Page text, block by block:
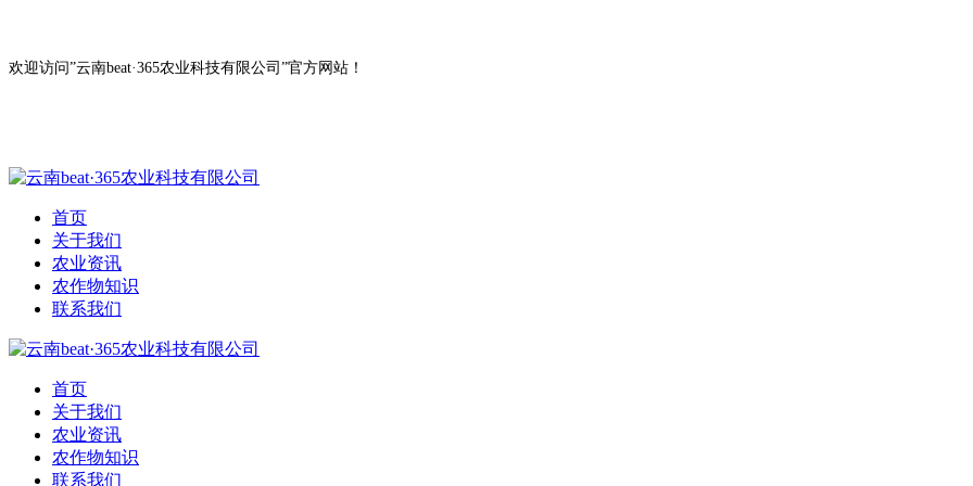
欢迎访问”云南beat·365农业科技有限公司”官方网站！
首页
关于我们
农业资讯
农作物知识
联系我们
首页
关于我们
农业资讯
农作物知识
联系我们